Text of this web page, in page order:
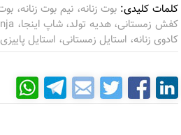
کلمات کلیدی:
کادوی زنانه، استایل زمستانی، استایل پاییزی